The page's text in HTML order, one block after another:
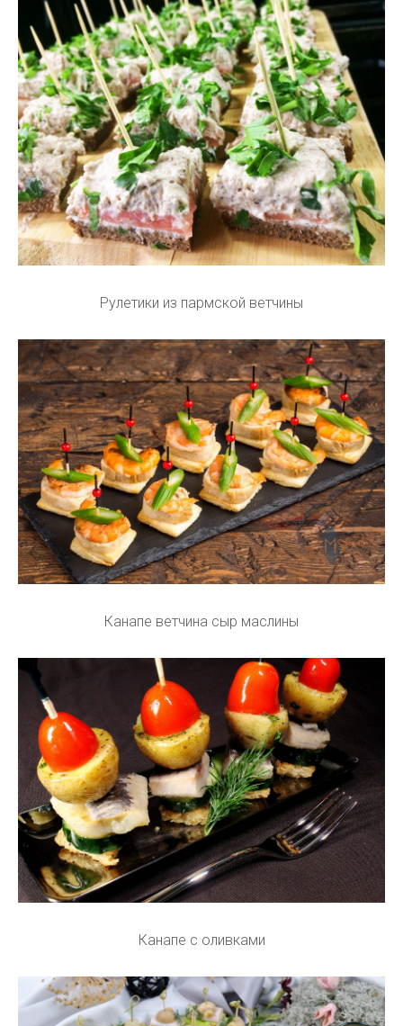
Рулетики из пармской ветчины
Канапе ветчина сыр маслины
Канапе с оливками